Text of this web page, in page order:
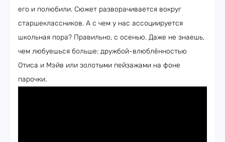
его и полюбили. Сюжет разворачивается вокруг
старшеклассников. А с чем у нас ассоциируется
школьная пора? Правильно, с осенью. Даже не знаешь,
чем любуешься больше: дружбой-влюблённостью
Отиса и Мэйв или золотыми пейзажами на фоне
парочки.